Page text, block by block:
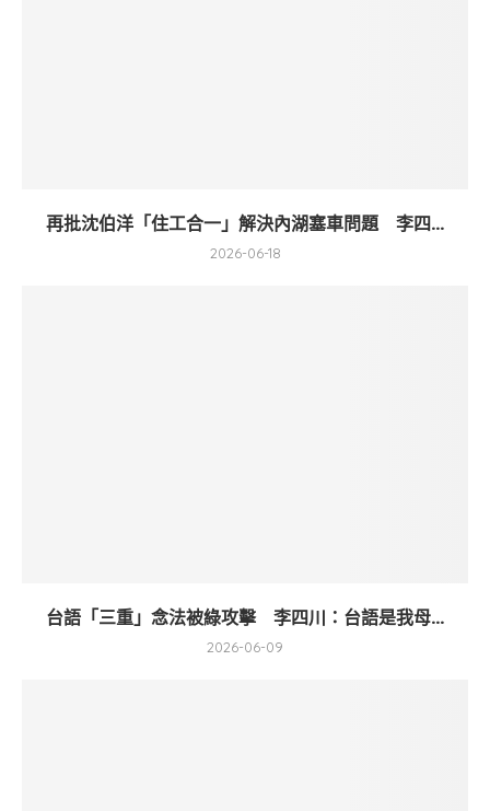
再批沈伯洋「住工合一」解決內湖塞車問題 李四...
2026-06-18
台語「三重」念法被綠攻擊 李四川：台語是我母...
2026-06-09